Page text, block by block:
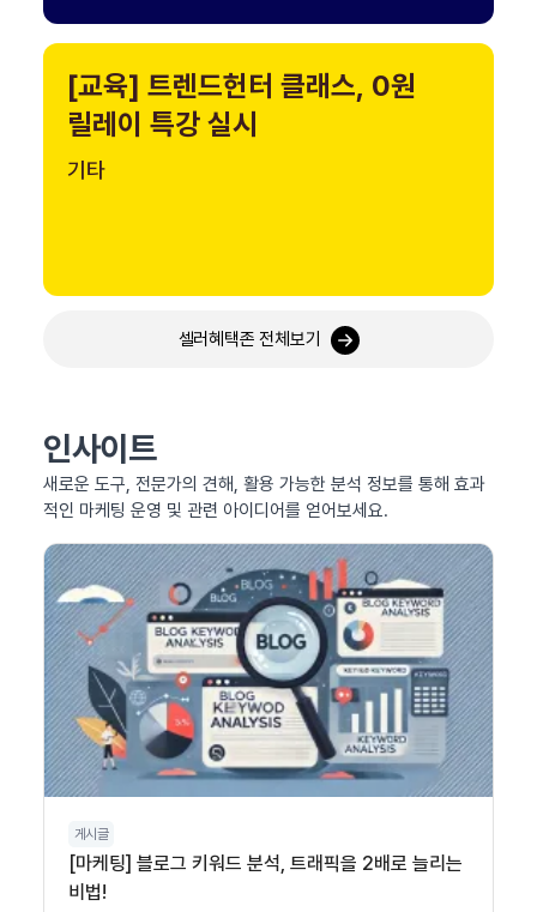
[교육] 트렌드헌터 클래스, 0원
릴레이 특강 실시
기타
셀러혜택존 전체보기
인사이트
새로운 도구, 전문가의 견해, 활용 가능한 분석 정보를 통해 효과
적인 마케팅 운영 및 관련 아이디어를 얻어보세요.
게시글
[마케팅] 블로그 키워드 분석, 트래픽을 2배로 늘리는
비법!